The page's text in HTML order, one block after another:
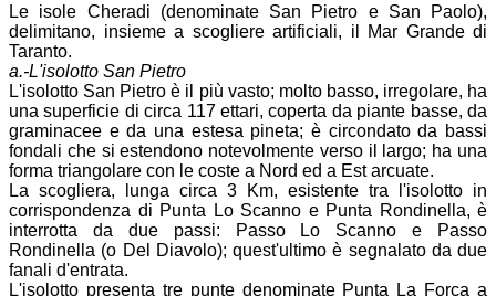
Le isole Cheradi (denominate San Pietro e San Paolo),
delimitano, insieme a scogliere artificiali, il Mar Grande di
Taranto.
a.-L'isolotto San Pietro
L'isolotto San Pietro è il più vasto; molto basso, irregolare, ha
una superficie di circa 117 ettari, coperta da piante basse, da
graminacee e da una estesa pineta; è circondato da bassi
fondali che si estendono notevolmente verso il largo; ha una
forma triangolare con le coste a Nord ed a Est arcuate.
La scogliera, lunga circa 3 Km, esistente tra l'isolotto in
corrispondenza di Punta Lo Scanno e Punta Rondinella, è
interrotta da due passi: Passo Lo Scanno e Passo
Rondinella (o Del Diavolo); quest'ultimo è segnalato da due
fanali d'entrata.
L'isolotto presenta tre punte denominate Punta La Forca a